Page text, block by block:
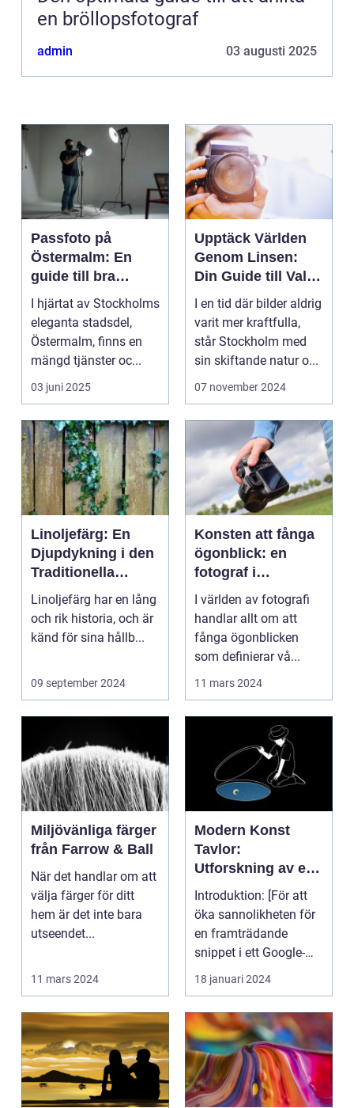
en bröllopsfotograf
admin 03 augusti 2025
Passfoto på
Östermalm: En
guide till bra
porträttfotograferi
ng
I hjärtat av Stockholms
eleganta stadsdel,
Östermalm, finns en
mängd tjänster oc...
03 juni 2025
Upptäck Världen
Genom Linsen:
Din Guide till Val
av Fotograf i
Stockholm
I en tid där bilder aldrig
varit mer kraftfulla,
står Stockholm med
sin skiftande natur o...
07 november 2024
Linoljefärg: En
Djupdykning i den
Traditionella
Målartekniken
Linoljefärg har en lång
och rik historia, och är
känd för sina hållb...
09 september 2024
Konsten att fånga
ögonblick: en
fotograf i
Norrköping
I världen av fotografi
handlar allt om att
fånga ögonblicken
som definierar vå...
11 mars 2024
Miljövänliga färger
från Farrow & Ball
När det handlar om att
välja färger för ditt
hem är det inte bara
utseendet...
11 mars 2024
Modern Konst
Tavlor:
Utforskning av ett
Kreativt Uttryck
Introduktion: [För att
öka sannolikheten för
en framträdande
snippet i ett Google-
sök är det viktigt...
18 januari 2024